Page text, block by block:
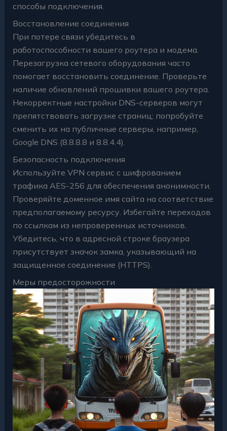
способы подключения.
Восстановление соединения
При потере связи убедитесь в
работоспособности вашего роутера и модема.
Перезагрузка сетевого оборудования часто
помогает восстановить соединение. Проверьте
наличие обновлений прошивки вашего роутера.
Некорректные настройки DNS-серверов могут
препятствовать загрузке страниц; попробуйте
сменить их на публичные серверы, например,
Google DNS (8.8.8.8 и 8.8.4.4).
Безопасность подключения
Используйте VPN сервис с шифрованием
трафика AES-256 для обеспечения анонимности.
Проверяйте доменное имя сайта на соответствие
предполагаемому ресурсу. Избегайте переходов
по ссылкам из непроверенных источников.
Убедитесь, что в адресной строке браузера
присутствует значок замка, указывающий на
защищенное соединение (HTTPS).
Меры предосторожности